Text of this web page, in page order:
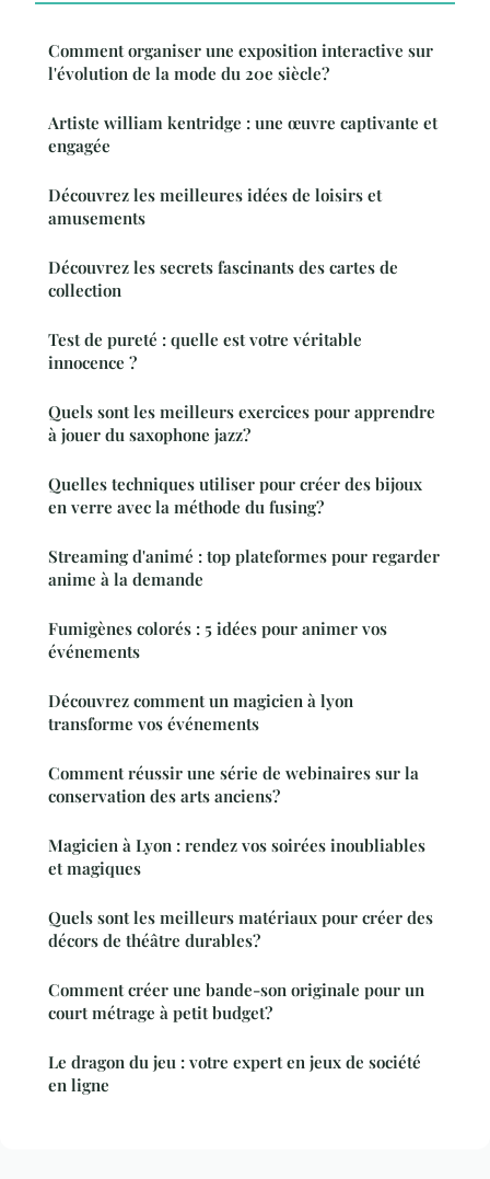
Comment organiser une exposition interactive sur
l'évolution de la mode du 20e siècle?
Artiste william kentridge : une œuvre captivante et
engagée
Découvrez les meilleures idées de loisirs et
amusements
Découvrez les secrets fascinants des cartes de
collection
Test de pureté : quelle est votre véritable
innocence ?
Quels sont les meilleurs exercices pour apprendre
à jouer du saxophone jazz?
Quelles techniques utiliser pour créer des bijoux
en verre avec la méthode du fusing?
Streaming d'animé : top plateformes pour regarder
anime à la demande
Fumigènes colorés : 5 idées pour animer vos
événements
Découvrez comment un magicien à lyon
transforme vos événements
Comment réussir une série de webinaires sur la
conservation des arts anciens?
Magicien à Lyon : rendez vos soirées inoubliables
et magiques
Quels sont les meilleurs matériaux pour créer des
décors de théâtre durables?
Comment créer une bande-son originale pour un
court métrage à petit budget?
Le dragon du jeu : votre expert en jeux de société
en ligne